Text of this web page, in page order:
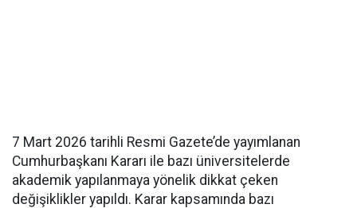
7 Mart 2026 tarihli Resmi Gazete’de yayımlanan
Cumhurbaşkanı Kararı ile bazı üniversitelerde
akademik yapılanmaya yönelik dikkat çeken
değişiklikler yapıldı. Karar kapsamında bazı